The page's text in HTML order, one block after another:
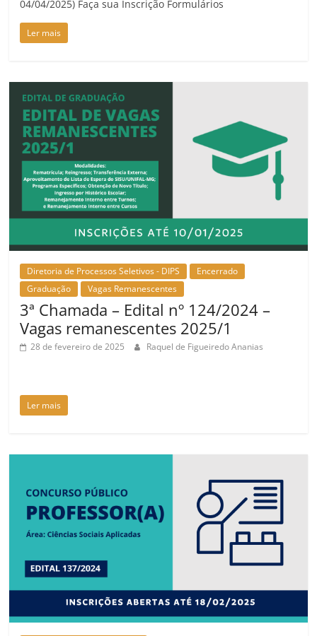
04/04/2025) Faça sua Inscrição Formulários
Ler mais
Diretoria de Processos Seletivos - DIPS
Encerrado
Graduação
Vagas Remanescentes
3ª Chamada – Edital nº 124/2024 –
Vagas remanescentes 2025/1
28 de fevereiro de 2025 Raquel de Figueiredo Ananias
Ler mais